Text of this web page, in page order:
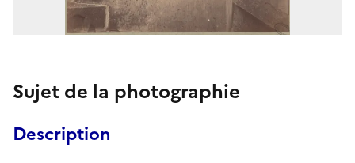
Sujet de la photographie
Description